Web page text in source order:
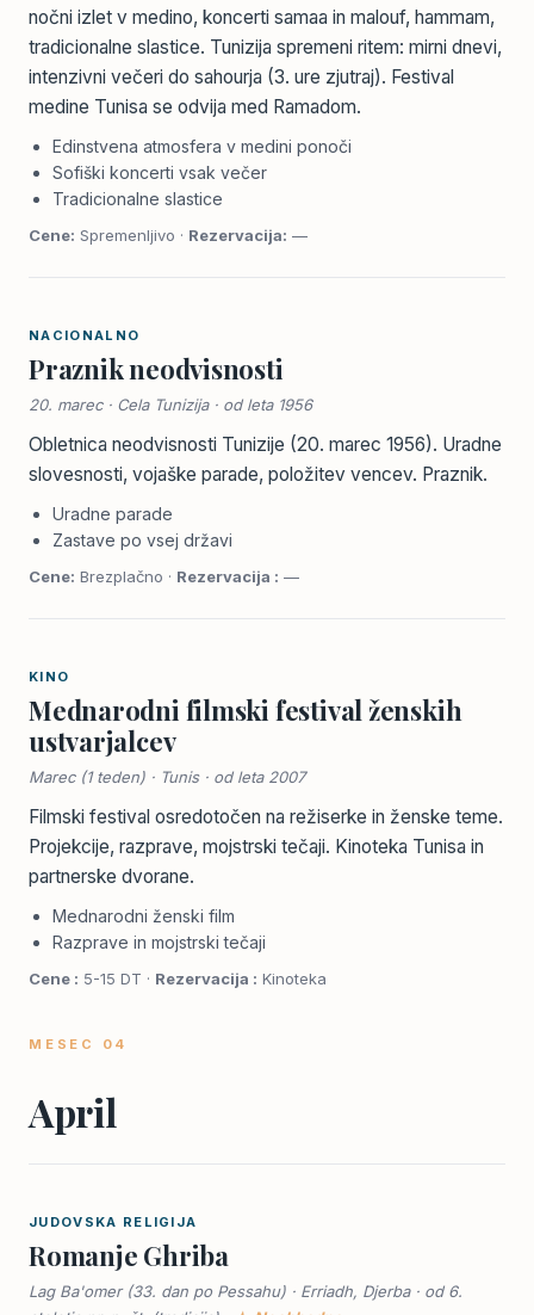
nočni izlet v medino, koncerti samaa in malouf, hammam,
tradicionalne slastice. Tunizija spremeni ritem: mirni dnevi,
intenzivni večeri do sahourja (3. ure zjutraj). Festival
medine Tunisa se odvija med Ramadom.
Edinstvena atmosfera v medini ponoči
Sofiški koncerti vsak večer
Tradicionalne slastice
Cene: Spremenljivo · Rezervacija: —
NACIONALNO
Praznik neodvisnosti
20. marec · Cela Tunizija · od leta 1956
Obletnica neodvisnosti Tunizije (20. marec 1956). Uradne
slovesnosti, vojaške parade, položitev vencev. Praznik.
Uradne parade
Zastave po vsej državi
Cene: Brezplačno · Rezervacija : —
KINO
Mednarodni filmski festival ženskih
ustvarjalcev
Marec (1 teden) · Tunis · od leta 2007
Filmski festival osredotočen na režiserke in ženske teme.
Projekcije, razprave, mojstrski tečaji. Kinoteka Tunisa in
partnerske dvorane.
Mednarodni ženski film
Razprave in mojstrski tečaji
Cene : 5-15 DT · Rezervacija : Kinoteka
MESEC 04
April
JUDOVSKA RELIGIJA
Romanje Ghriba
Lag Ba'omer (33. dan po Pessahu) · Erriadh, Djerba · od 6.